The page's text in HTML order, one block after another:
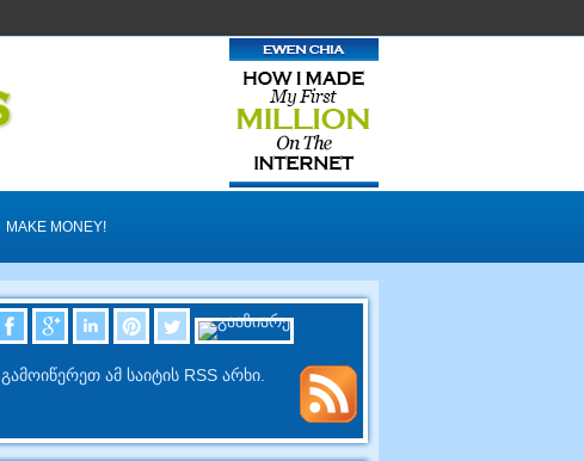
MAKE MONEY!
გამოიწერეთ ამ საიტის RSS არხი.